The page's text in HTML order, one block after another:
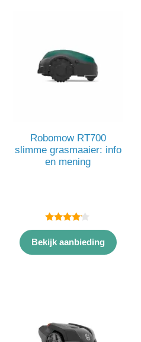
Robomow RT700
slimme grasmaaier: info
en mening
4.00
van 5
Bekijk aanbieding